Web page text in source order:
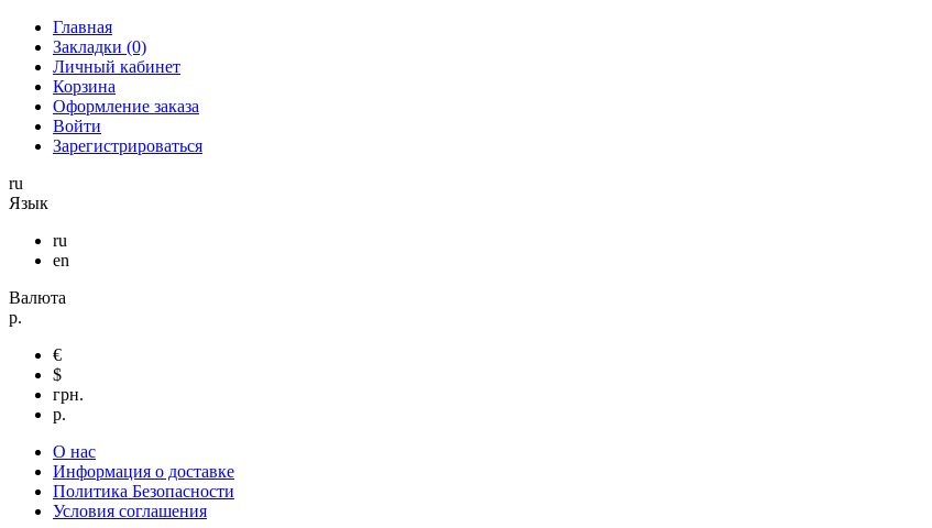
Главная
Закладки (0)
Личный кабинет
Корзина
Оформление заказа
Войти
Зарегистрироваться
ru
Язык
ru
en
Валюта
р.
€
$
грн.
р.
О нас
Информация о доставке
Политика Безопасности
Условия соглашения